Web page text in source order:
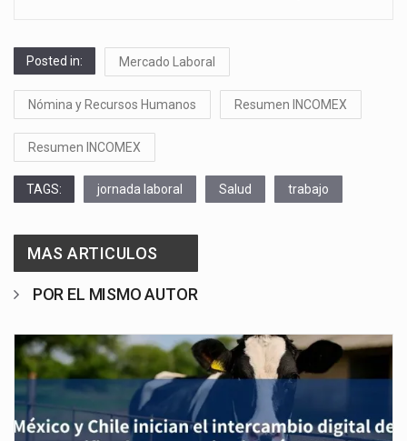
Posted in: Mercado Laboral
Nómina y Recursos Humanos Resumen INCOMEX
Resumen INCOMEX
TAGS: jornada laboral Salud trabajo
MAS ARTICULOS
POR EL MISMO AUTOR